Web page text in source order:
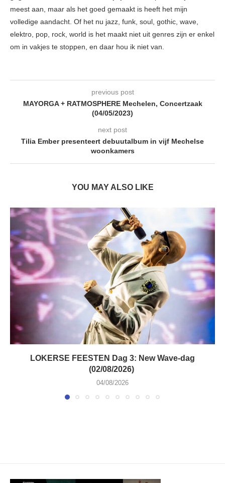
meest aan, maar als het goed gemaakt is heeft het mijn
volledige aandacht. Of het nu jazz, funk, soul, gothic, wave,
elektro, pop, rock, world is het maakt niet uit genres zijn er enkel
om in vakjes te stoppen, en daar hou ik niet van.
previous post
MAYORGA + RATMOSPHERE Mechelen, Concertzaak
(04/05/2023)
next post
Tilia Ember presenteert debuutalbum in vijf Mechelse
woonkamers
YOU MAY ALSO LIKE
LOKERSE FEESTEN Dag 3: New Wave-dag
(02/08/2026)
04/08/2026